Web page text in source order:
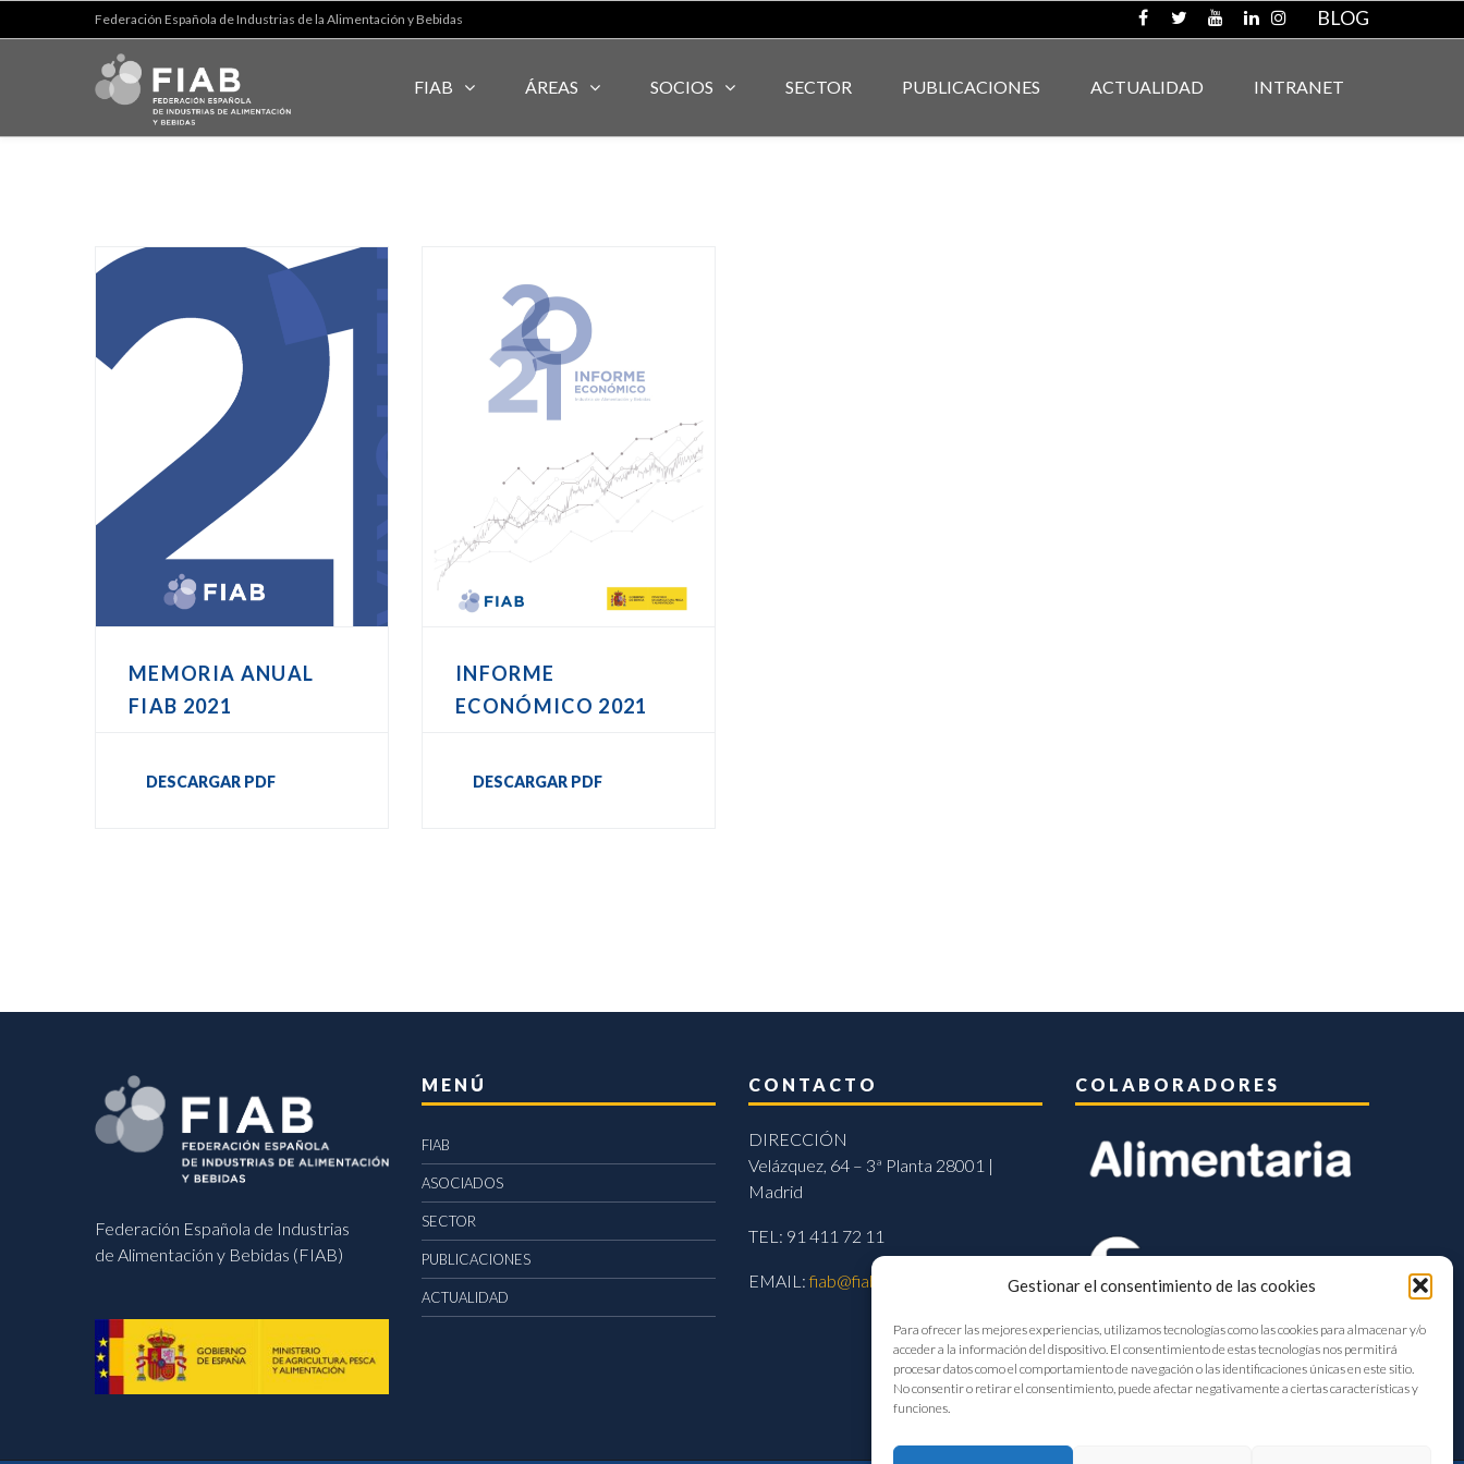
Gestionar el consentimiento de las cookies
Para ofrecer las mejores experiencias, utilizamos tecnologías como las cookies para almacenar y/o
acceder a la información del dispositivo. El consentimiento de estas tecnologías nos permitirá
procesar datos como el comportamiento de navegación o las identificaciones únicas en este sitio.
No consentir o retirar el consentimiento, puede afectar negativamente a ciertas características y
funciones.
Federación Española de Industrias de la Alimentación y Bebidas BLOG
FIAB ÁREAS SOCIOS SECTOR PUBLICACIONES ACTUALIDAD INTRANET
MEMORIA ANUAL
FIAB 2021
DESCARGAR PDF
INFORME
ECONÓMICO 2021
DESCARGAR PDF
Federación Española de Industrias
de Alimentación y Bebidas (FIAB)
MENÚ
FIAB
ASOCIADOS
SECTOR
PUBLICACIONES
ACTUALIDAD
CONTACTO
DIRECCIÓN
Velázquez, 64 – 3ª Planta 28001 |
Madrid
TEL: 91 411 72 11
EMAIL:fiab@fiab.es
COLABORADORES